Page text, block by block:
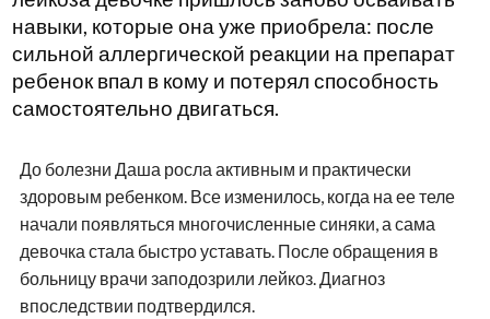
навыки, которые она уже приобрела: после
сильной аллергической реакции на препарат
ребенок впал в кому и потерял способность
самостоятельно двигаться.
До болезни Даша росла активным и практически
здоровым ребенком. Все изменилось, когда на ее теле
начали появляться многочисленные синяки, а сама
девочка стала быстро уставать. После обращения в
больницу врачи заподозрили лейкоз. Диагноз
впоследствии подтвердился.